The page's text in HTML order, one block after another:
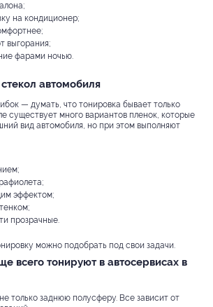
на кондиционер;
выгорания;
фарами ночью.
автомобиля
— думать, что тонировка бывает только
существует много вариантов пленок, которые
вид автомобиля, но при этом выполняют
эффектом;
прозрачные.
можно подобрать под свои задачи.
всего тонируют в автосервисах в
только заднюю полусферу. Все зависит от